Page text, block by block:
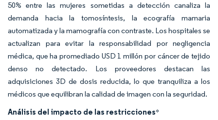
50% entre las mujeres sometidas a detección canaliza la
demanda hacia la tomosíntesis, la ecografía mamaria
automatizada y la mamografía con contraste. Los hospitales se
actualizan para evitar la responsabilidad por negligencia
médica, que ha promediado USD 1 millón por cáncer de tejido
denso no detectado. Los proveedores destacan las
adquisiciones 3D de dosis reducida, lo que tranquiliza a los
médicos que equilibran la calidad de imagen con la seguridad.
Análisis del impacto de las restricciones*